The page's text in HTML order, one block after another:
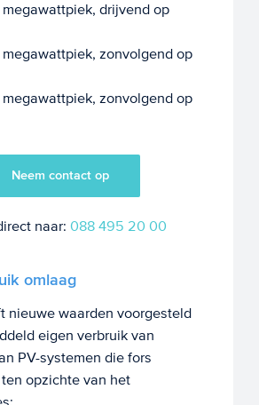
megawattpiek, drijvend op
megawattpiek, zonvolgend op
megawattpiek, zonvolgend op
Neem contact op
naar: 088 495 20 00
omlaag
nieuwe waarden voorgesteld
eigen verbruik van
PV-systemen die fors
opzichte van het